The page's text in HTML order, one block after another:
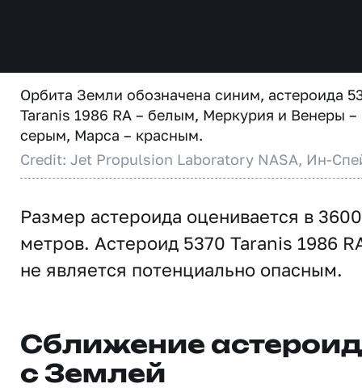
Орбита Земли обозначена синим, астероида
Taranis 1986 RA – белым, Меркурия и Венеры –
серым, Марса – красным.
Credit: Jet Propulsion Laboratory NASA, Ин-
Размер астероида оценивается в 3600
метров. Астероид 5370 Taranis 1986
не является потенциально опасным.
Сближение
с Землей